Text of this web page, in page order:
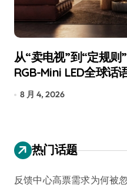
从“卖电视”到“定规则
RGB-Mini LED全球话
8 月 4, 2026
热门话题
反馈中心高票需求为何被